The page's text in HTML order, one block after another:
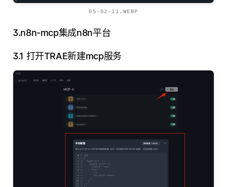
05-02-11.WEBP
3.n8n-mcp集成n8n平台
3.1 打开TRAE新建mcp服务